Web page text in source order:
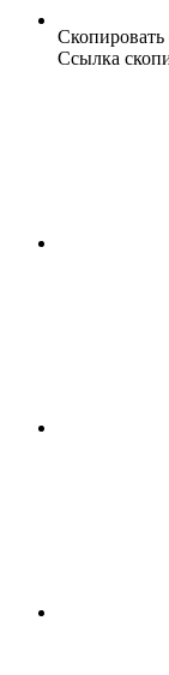
Скопировать
Ссылка